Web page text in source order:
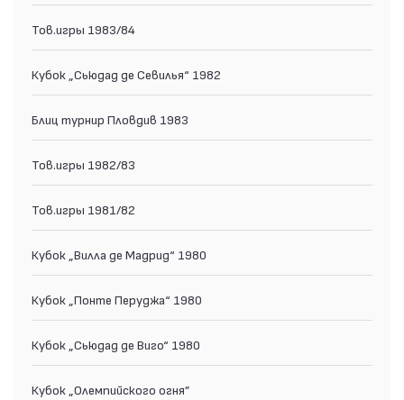
Тов.игры 1983/84
Кубок „Сьюдад де Севилья“ 1982
Блиц турнир Пловдив 1983
Тов.игры 1982/83
Тов.игры 1981/82
Кубок „Вилла де Мадрид“ 1980
Кубок „Понте Перуджа“ 1980
Кубок „Сьюдад де Виго“ 1980
Кубок „Олемпийского огня”